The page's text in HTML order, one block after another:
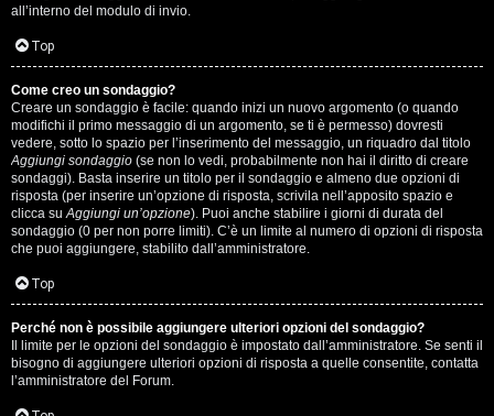
all’interno del modulo di invio.
Top
Come creo un sondaggio?
Creare un sondaggio è facile: quando inizi un nuovo argomento (o quando
modifichi il primo messaggio di un argomento, se ti è permesso) dovresti
vedere, sotto lo spazio per l’inserimento del messaggio, un riquadro dal titolo
Aggiungi sondaggio (se non lo vedi, probabilmente non hai il diritto di creare
sondaggi). Basta inserire un titolo per il sondaggio e almeno due opzioni di
risposta (per inserire un’opzione di risposta, scrivila nell’apposito spazio e
clicca suAggiungi un’opzione). Puoi anche stabilire i giorni di durata del
sondaggio (0 per non porre limiti). C’è un limite al numero di opzioni di risposta
che puoi aggiungere, stabilito dall’amministratore.
Top
Perché non è possibile aggiungere ulteriori opzioni del sondaggio?
Il limite per le opzioni del sondaggio è impostato dall’amministratore. Se senti il
bisogno di aggiungere ulteriori opzioni di risposta a quelle consentite, contatta
l’amministratore del Forum.
i
d
i
G
i
g
i
D
'
A
g